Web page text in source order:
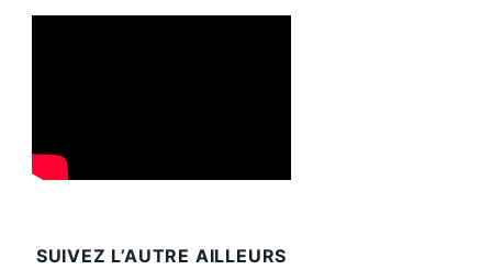
SUIVEZ L’AUTRE AILLEURS